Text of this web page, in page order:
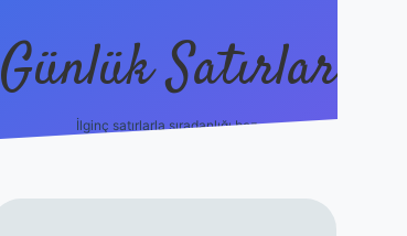
Günlük Satırlar
İlginç satırlarla sıradanlığı boz.
betci giriş